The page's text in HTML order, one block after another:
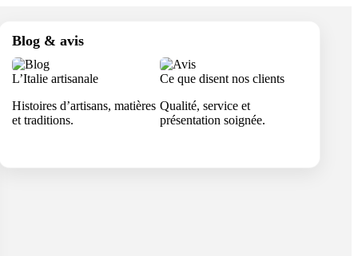
Blog & avis
L’Italie artisanale
Histoires d’artisans, matières
et traditions.
Ce que disent nos clients
Qualité, service et
présentation soignée.